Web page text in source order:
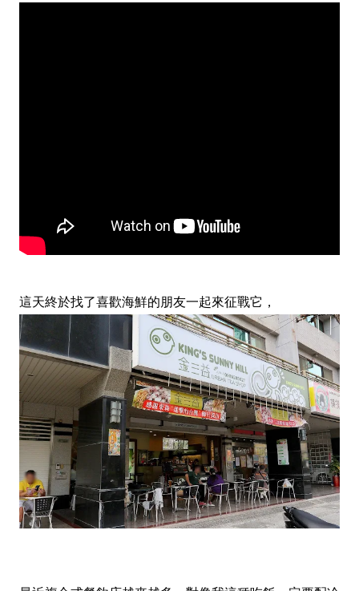
這天終於找了喜歡海鮮的朋友一起來征戰它，